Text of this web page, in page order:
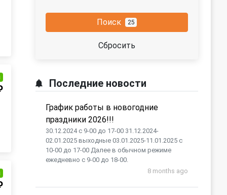
Поиск 25
Сбросить
Последние новости
График работы в новогодние
праздники 2026!!!
30.12.2024 с 9-00 до 17-00 31.12.2024-
02.01.2025 выходные 03.01.2025-11.01.2025 с
10-00 до 17-00 Далее в обычном режиме
ежедневно с 9-00 до 18-00.
8 months ago